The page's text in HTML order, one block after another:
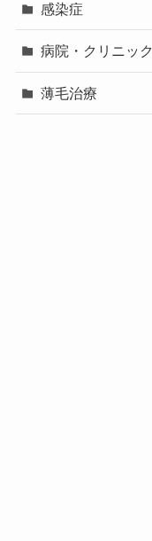
感染症
病院・クリニック
薄毛治療